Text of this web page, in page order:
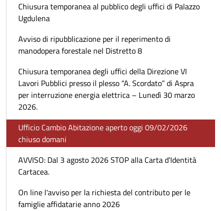
Chiusura temporanea al pubblico degli uffici di Palazzo
Ugdulena
Avviso di ripubblicazione per il reperimento di
manodopera forestale nel Distretto 8
Chiusura temporanea degli uffici della Direzione VI
Lavori Pubblici presso il plesso “A. Scordato” di Aspra
per interruzione energia elettrica – Lunedì 30 marzo
2026.
Ufficio Cambio Abitazione aperto oggi 09/02/2026
chiuso domani
AVVISO: Dal 3 agosto 2026 STOP alla Carta d'Identità
Cartacea.
On line l'avviso per la richiesta del contributo per le
famiglie affidatarie anno 2026